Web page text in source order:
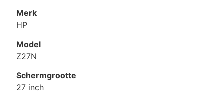
Merk
HP
Model
Z27N
Schermgrootte
27 inch